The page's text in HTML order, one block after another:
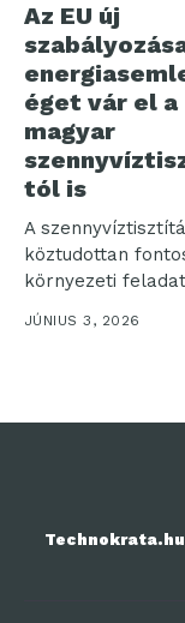
Az EU új
éget vár el a
magyar
tól is
A
köztudottan
környezeti
természetes
visszaengedett
JÚNIUS 3, 2026
Technokrata.hu